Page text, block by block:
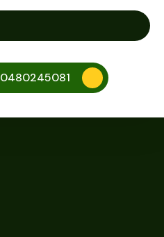
0480245081